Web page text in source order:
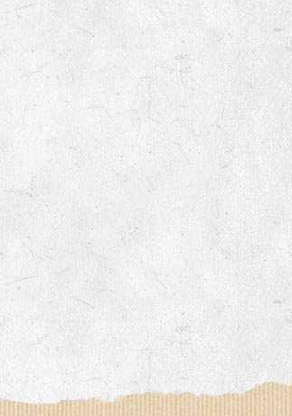
Mes semences
Qu’est-ce qu’une
10 Pourquoi vendez-
Vos frais de port vous
Quels sont le montant